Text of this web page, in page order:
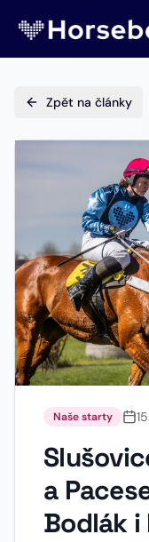
Zpět na články
Naše starty
a
Bodlák i